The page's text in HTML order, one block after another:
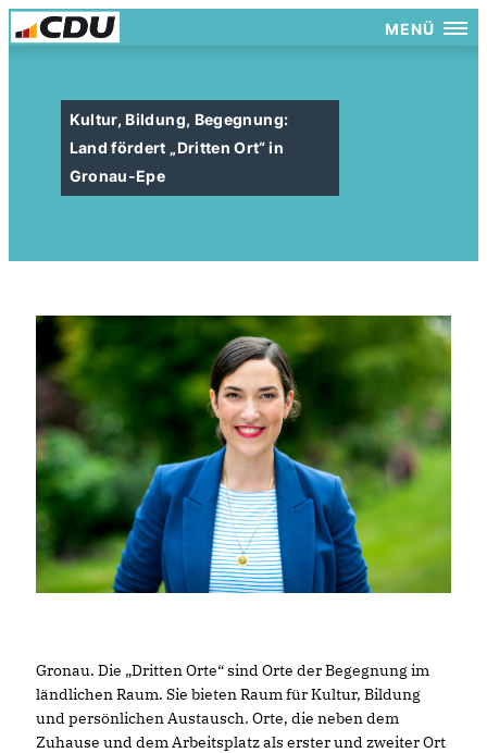
MENÜ
Kultur, Bildung, Begegnung:
Land fördert „Dritten Ort“ in
Gronau-Epe
Gronau. Die „Dritten Orte“ sind Orte der Begegnung im
ländlichen Raum. Sie bieten Raum für Kultur, Bildung
und persönlichen Austausch. Orte, die neben dem
Zuhause und dem Arbeitsplatz als erster und zweiter Ort